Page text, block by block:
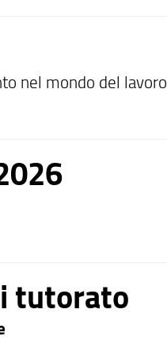
nel mondo del lavoro
tutorato